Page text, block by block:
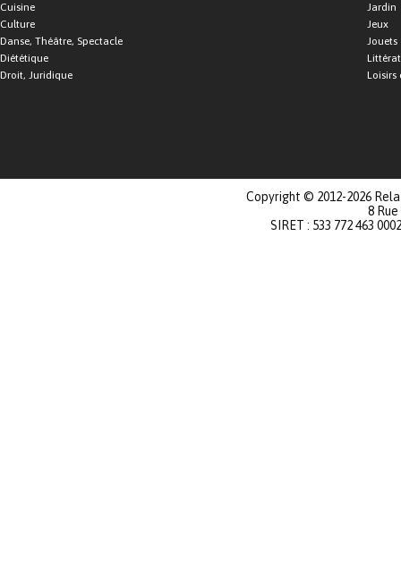
Cuisine
Culture
Danse, Théâtre, Spectacle
Diététique
Droit, Juridique
Jardin
Jeux
Jouets
Loisirs
Copyright © 2012-2026
8
SIRET : 533 772 463